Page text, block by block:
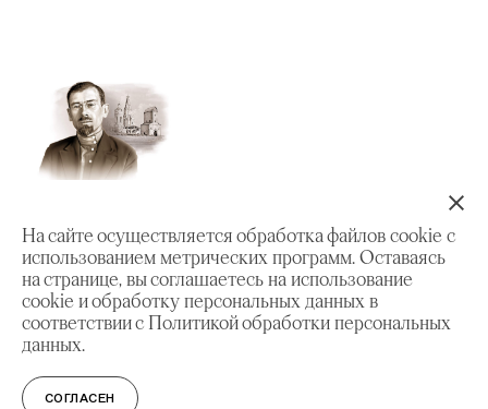
На сайте осуществляется обработка файлов cookie с
использованием метрических программ. Оставаясь
на странице, вы соглашаетесь на использование
cookie и обработку персональных данных в
соответствии с Политикой обработки персональных
данных.
СОГЛАСЕН
На марке номиналом 63 рубля, 2014 года выпуска,
осуществлена надпечатка — логотип столетия музея-
заповедника «Коломенское»
полета.